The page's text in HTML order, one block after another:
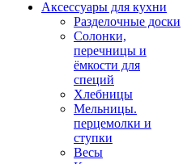
Аксессуары для кухни
Разделочные доски
Солонки,
перечницы и
ёмкости для
специй
Хлебницы
Мельницы.
перцемолки и
ступки
Весы